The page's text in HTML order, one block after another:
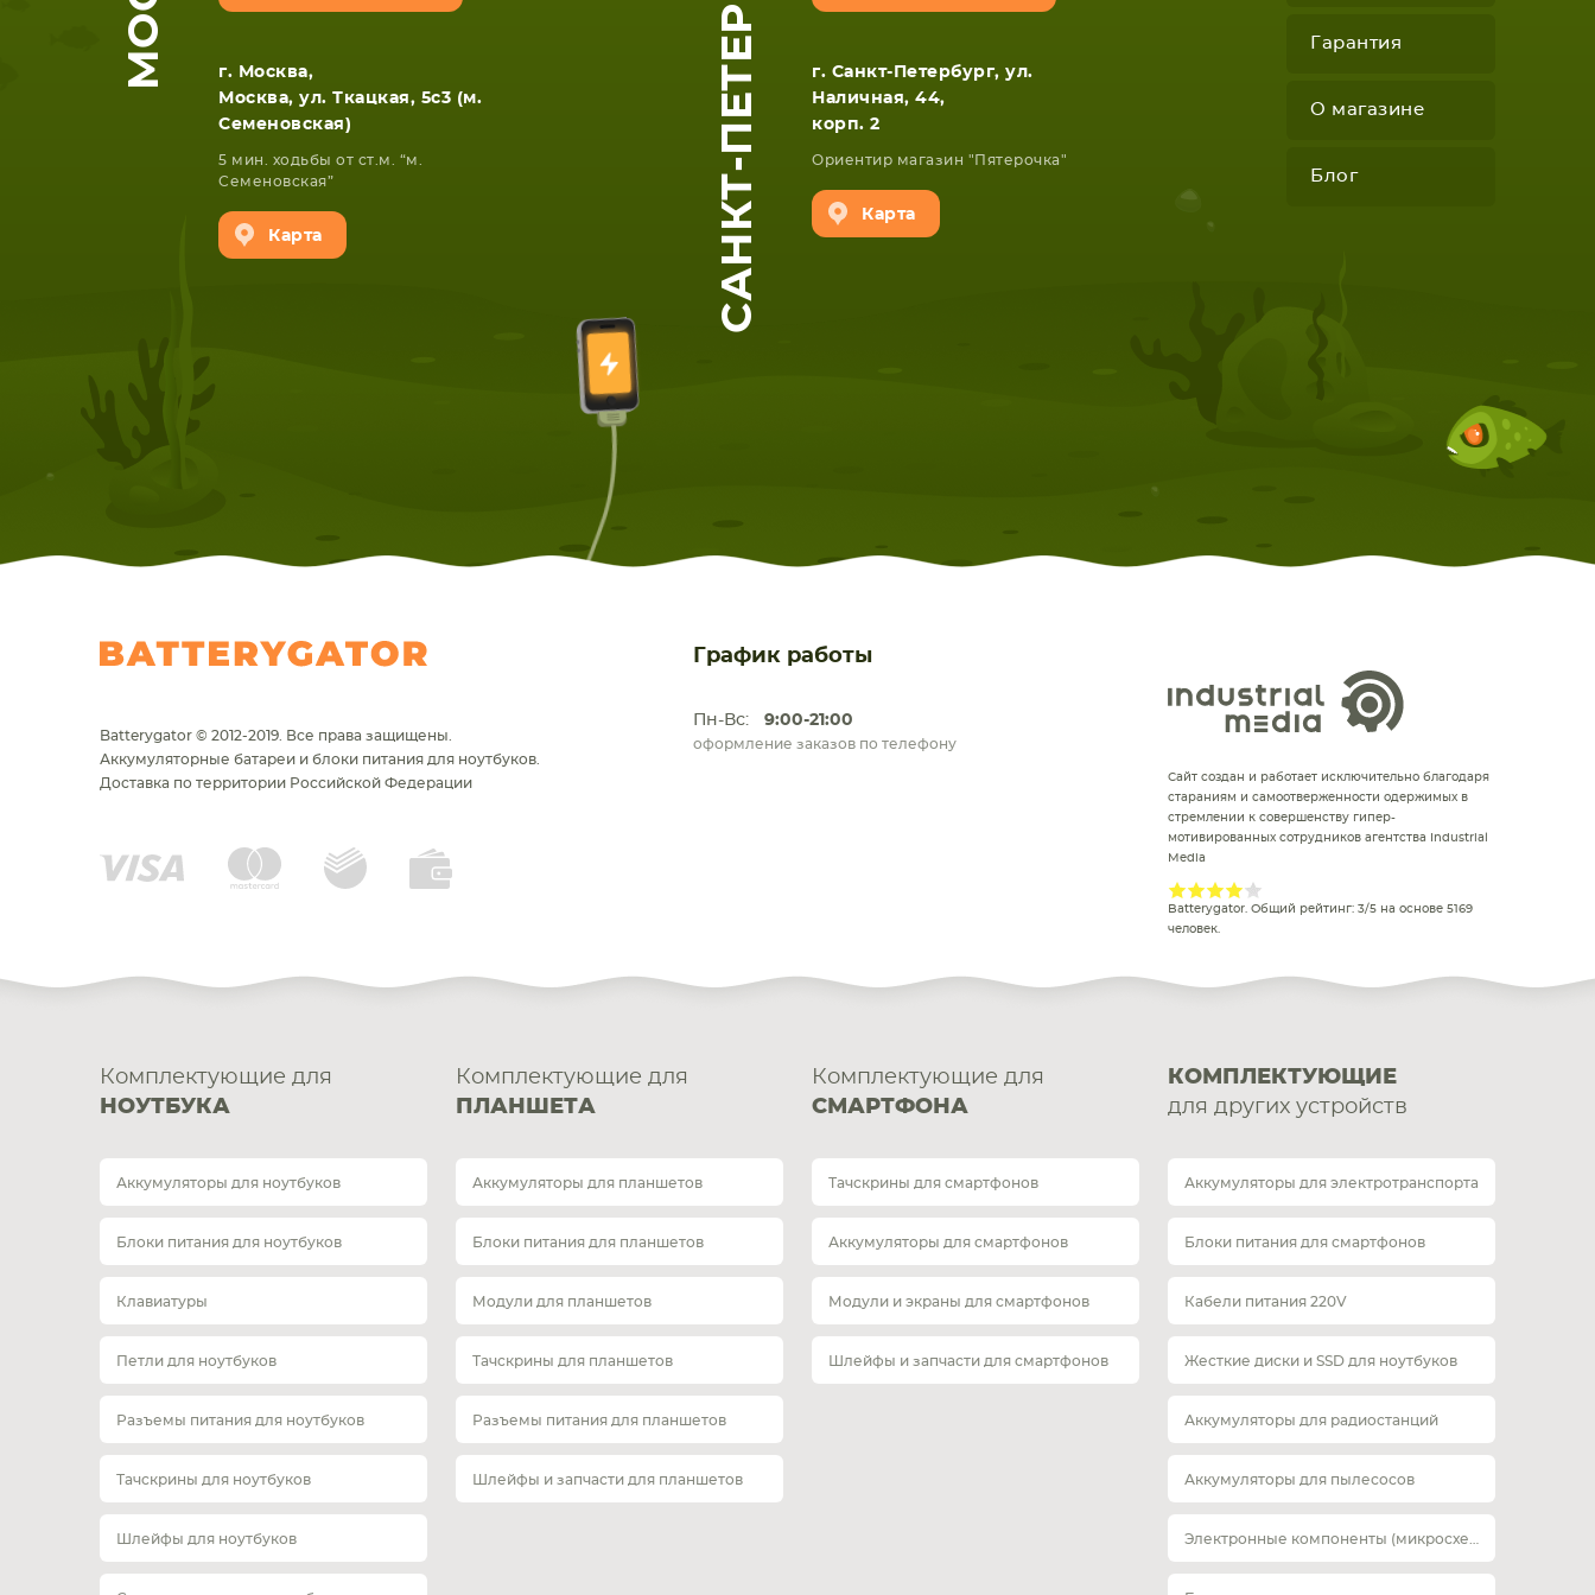
г. Москва,
Москва, ул. Ткацкая, 5с3 (м.
Семеновская)
5 мин. ходьбы от ст.м. “м.
Семеновская”
Карта САНКТ-ПЕТЕРБУРГ
г. Санкт-Петербург, ул.
Наличная, 44,
корп. 2
Ориентир магазин "Пятерочка"
Карта
Гарантия
О магазине
Блог
График работы
Пн-Вс: 9:00-21:00
оформление заказов по телефону
Batterygator © 2012-2019. Все права защищены.
Аккумуляторные батареи и блоки питания для ноутбуков.
Доставка по территории Российской Федерации
Сайт создан и работает исключительно благодаря
стараниям и самоотверженности одержимых в
стремлении к совершенству гипер-
мотивированных сотрудников агентства Industrial
Media
Batterygator. Общий рейтинг: 3/5 на основе 5169
человек.
Комплектующие для
НОУТБУКА
Аккумуляторы для ноутбуков
Блоки питания для ноутбуков
Клавиатуры
Петли для ноутбуков
Разъемы питания для ноутбуков
Тачскрины для ноутбуков
Шлейфы для ноутбуков
Комплектующие для
ПЛАНШЕТА
Аккумуляторы для планшетов
Блоки питания для планшетов
Модули для планшетов
Тачскрины для планшетов
Разъемы питания для планшетов
Шлейфы и запчасти для планшетов
Комплектующие для
СМАРТФОНА
Тачскрины для смартфонов
Аккумуляторы для смартфонов
Модули и экраны для смартфонов
Шлейфы и запчасти для смартфонов
КОМПЛЕКТУЮЩИЕ
для других устройств
Аккумуляторы для электротранспорта
Блоки питания для смартфонов
Кабели питания 220V
Жесткие диски и SSD для ноутбуков
Аккумуляторы для радиостанций
Аккумуляторы для пылесосов